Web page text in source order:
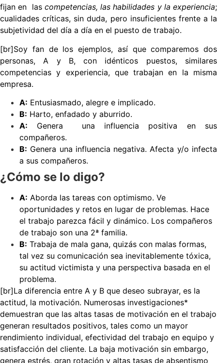
fijan en las competencias, las habilidades y la experiencia;
cualidades críticas, sin duda, pero insuficientes frente a la
subjetividad del día a día en el puesto de trabajo.
[br]Soy fan de los ejemplos, así que comparemos dos
personas, A y B, con idénticos puestos, similares
competencias y experiencia, que trabajan en la misma
empresa.
A: Entusiasmado, alegre e implicado.
B: Harto, enfadado y aburrido.
A: Genera una influencia positiva en sus
compañeros.
B: Genera una influencia negativa. Afecta y/o infecta
a sus compañeros.
¿Cómo se lo digo?
A: Aborda las tareas con optimismo. Ve
oportunidades y retos en lugar de problemas. Hace
el trabajo parezca fácil y dinámico. Los compañeros
de trabajo son una 2ª familia.
B: Trabaja de mala gana, quizás con malas formas,
tal vez su comunicación sea inevitablemente tóxica,
su actitud victimista y una perspectiva basada en el
problema.
[br]La diferencia entre A y B que deseo subrayar, es la
actitud, la motivación. Numerosas investigaciones*
demuestran que las altas tasas de motivación en el trabajo
generan resultados positivos, tales como un mayor
rendimiento individual, efectividad del trabajo en equipo y
satisfacción del cliente. La baja motivación sin embargo,
genera estrés, gran rotación y altas tasas de absentismo